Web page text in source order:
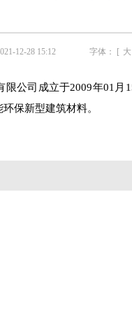
12-28 15:12 字体： [ 大
公司成立于2009年01月
保新型建筑材料。